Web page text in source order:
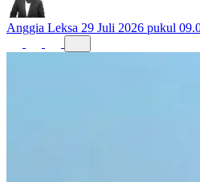
Anggia Leksa 29 Juli 2026 pukul